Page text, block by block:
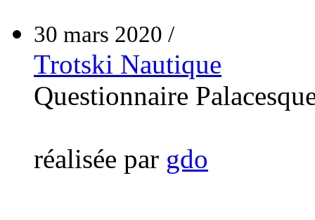
30 mars 2020 /
Trotski Nautique
Questionnaire
réalisée par gdo